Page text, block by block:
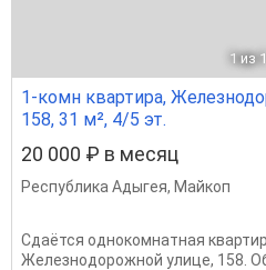
1 из 1
1-комн квартира,
158, 31 м², 4/5 эт.
20 000 ₽ в месяц
Республика Адыгея, Майкоп
Сдаётся однокомнатная
Железнодорожной улице, 158.